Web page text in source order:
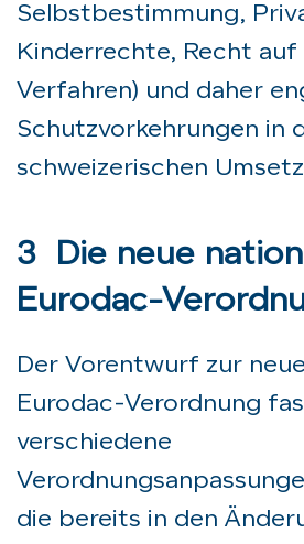
Selbstbestimmung,
Kinderrechte, Recht auf
Verfahren) und daher
Schutzvorkehrungen in
schweizerischen
3 Die neue
Eurodac-
Der Vorentwurf zur
Eurodac-Verordnung
verschiedene
die bereits in den